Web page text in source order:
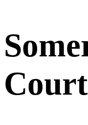
Court